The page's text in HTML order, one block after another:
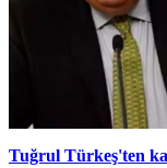
Tuğrul Türkeş'ten